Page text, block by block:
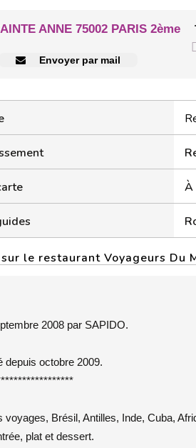
ANNE 75002 PARIS 2ème
Envoyer par mail
À
le restaurant Voyageurs Du
2008 par SAPIDO.
depuis octobre 2009.
voyages, Brésil, Antilles, Inde, Cuba,
plat et dessert.